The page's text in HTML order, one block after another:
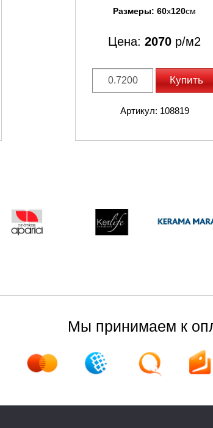
Размеры: 60x120см
Цена: 2070 р/м2
Купить
Артикул: 108819
Мы принимаем к